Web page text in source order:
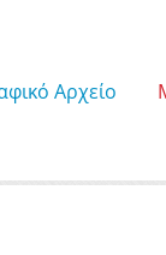
Αρχείο